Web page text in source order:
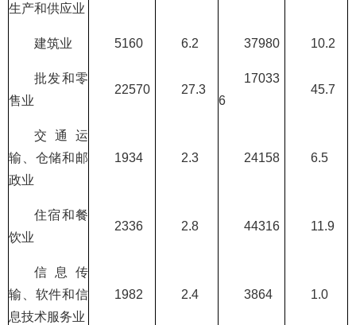
生产和供应业
建筑业 5160 6.2 37980 10.2
批发和零
售业
22570 27.3
17033
6
45.7
交通运
输、仓储和邮
政业
1934 2.3 24158 6.5
住宿和餐
饮业
2336 2.8 44316 11.9
信息传
输、软件和信
息技术服务业
1982 2.4 3864 1.0